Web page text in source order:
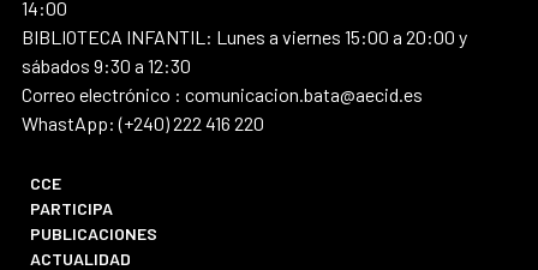
14:00
BIBLIOTECA INFANTIL: Lunes a viernes 15:00 a 20:00 y
sábados 9:30 a 12:30
Correo electrónico : comunicacion.bata@aecid.es
WhastApp: (+240) 222 416 220
CCE
PARTICIPA
PUBLICACIONES
ACTUALIDAD